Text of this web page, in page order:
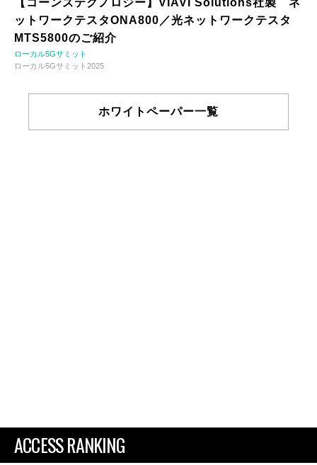
【コーンズテクノロジー】VIAVI Solutions社製 ネ
ットワークテスタONA800／光ネットワークテスタ
MTS5800のご紹介
ローカル5Gサミット
ローカル5Gサミット2025
ホワイトペーパー一覧
ACCESS RANKING